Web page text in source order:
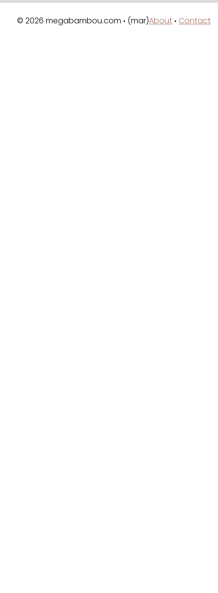
© 2026 megabambou.com • (mar)About • Contact